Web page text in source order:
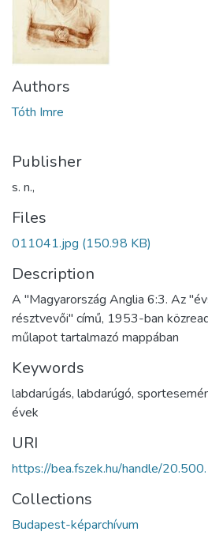
Authors
Tóth Imre
Publisher
s. n.,
Files
011041.jpg (150.98 KB)
Description
A "Magyarország Anglia 6:3. Az
résztvevői" című, 1953-ban
műlapot tartalmazó mappában
Keywords
labdarúgás, labdarúgó,
évek
URI
https://bea.fszek.hu/handle/
Collections
Budapest-képarchívum